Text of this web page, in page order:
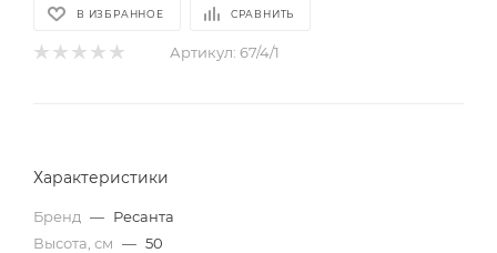
В ИЗБРАННОЕ СРАВНИТЬ
Артикул: 67/4/1
Характеристики
Бренд — Ресанта
Высота, см — 50